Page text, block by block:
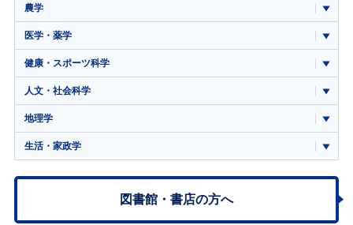
農学
医学・薬学
健康・スポーツ科学
人文・社会科学
地理学
生活・家政学
図書館・書店の方へ